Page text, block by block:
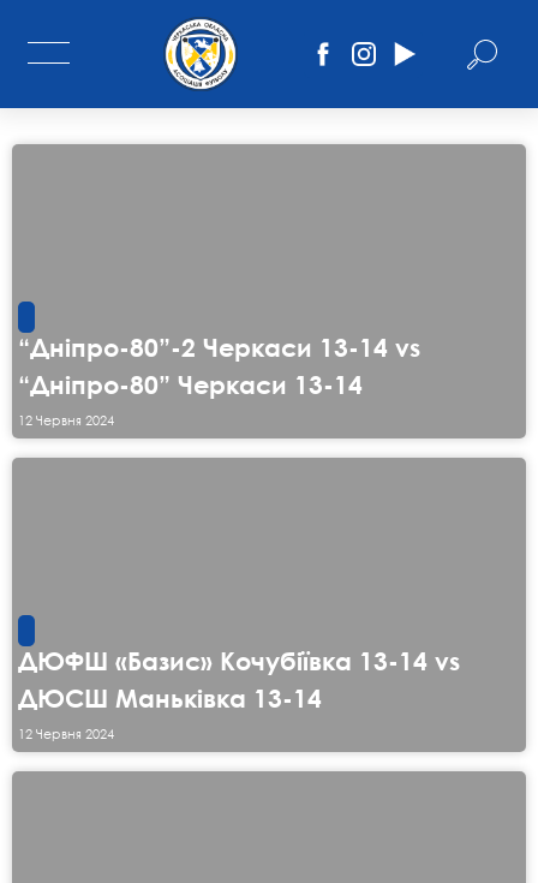
“Дніпро-80”-2 Черкаси 13-14 vs
“Дніпро-80” Черкаси 13-14
12 Червня 2024
ДЮФШ «Базис» Кочубіївка 13-14 vs
ДЮСШ Маньківка 13-14
12 Червня 2024